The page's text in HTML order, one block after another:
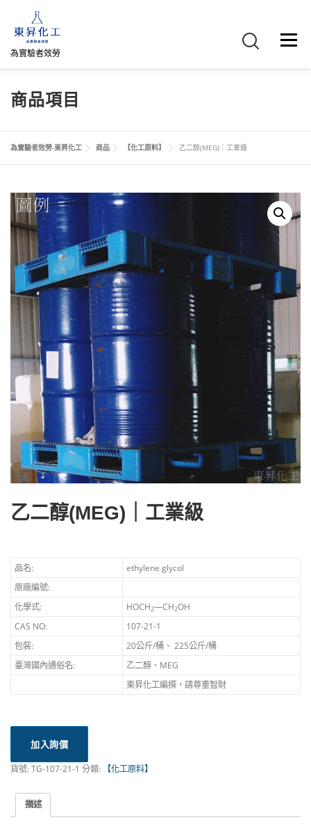
為實驗者效勞
選單
首頁 關於我們
網路商店 直購專區 詢價車、購物車/會員
商品項目
為實驗者效勞-東昇化工 商品 【化工原料】 乙二醇(MEG)｜工業級
乙二醇(MEG)｜工業級
品名:
ethylene glycol
原廠編號:
化學式:
HOCH2—CH2OH
CAS NO:
107-21-1
包裝:
20公斤/桶、 225公斤/桶
臺灣國內通俗名:
乙二醇、MEG
東昇化工編撰，請尊重智財
加入詢價
貨號:TG-107-21-1 分類: 【化工原料】
描述